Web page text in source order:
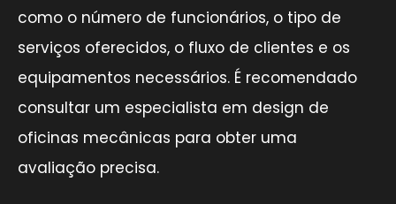
como o número de funcionários, o tipo de
serviços oferecidos, o fluxo de clientes e os
equipamentos necessários. É recomendado
consultar um especialista em design de
oficinas mecânicas para obter uma
avaliação precisa.